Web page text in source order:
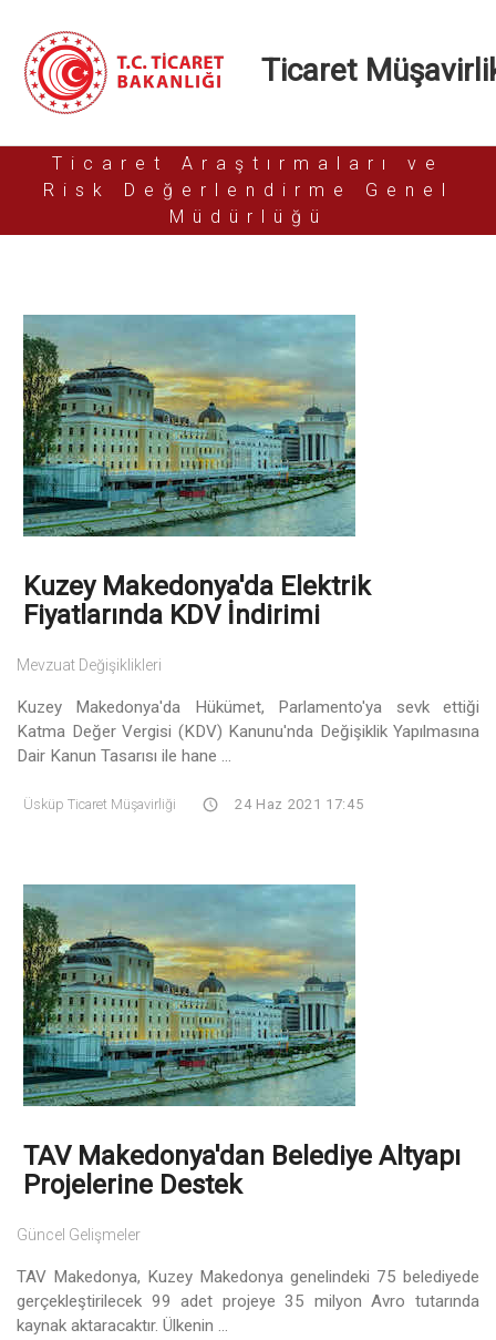
Ticaret
Ticaret Araştırmaları ve
Risk Değerlendirme Genel
Müdürlüğü
Kuzey Makedonya'da Elektrik
Fiyatlarında KDV İndirimi
Mevzuat Değişiklikleri
Kuzey Makedonya'da Hükümet, Parlamento'ya sevk ettiği
Katma Değer Vergisi (KDV) Kanunu'nda Değişiklik Yapılmasına
Dair Kanun Tasarısı ile hane ...
Üsküp Ticaret Müşavirliği 24 Haz 2021 17:45
TAV Makedonya'dan Belediye Altyapı
Projelerine Destek
Güncel Gelişmeler
TAV Makedonya, Kuzey Makedonya genelindeki 75 belediyede
gerçekleştirilecek 99 adet projeye 35 milyon Avro tutarında
kaynak aktaracaktır. Ülkenin ...